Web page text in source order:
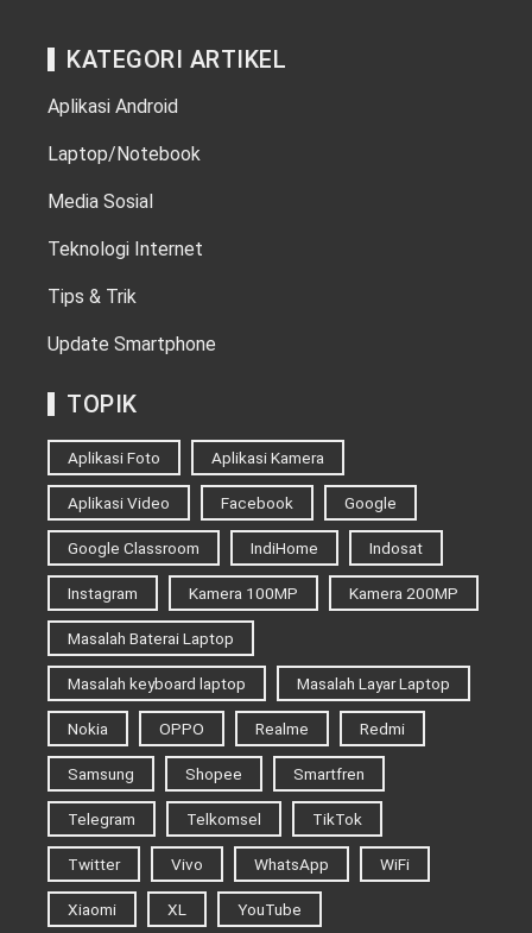
KATEGORI ARTIKEL
Aplikasi Android
Laptop/Notebook
Media Sosial
Teknologi Internet
Tips & Trik
Update Smartphone
TOPIK
Aplikasi Foto Aplikasi Kamera
Aplikasi Video Facebook Google
Google Classroom IndiHome Indosat
Instagram Kamera 100MP Kamera 200MP
Masalah Baterai Laptop
Masalah keyboard laptop Masalah Layar Laptop
Nokia OPPO Realme Redmi
Samsung Shopee Smartfren
Telegram Telkomsel TikTok
Twitter Vivo WhatsApp WiFi
Xiaomi XL YouTube